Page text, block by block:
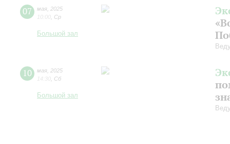
07 мая 2025
10:00 Ср
Большой зал
10 мая 2025
14:30 Сб
Большой зал